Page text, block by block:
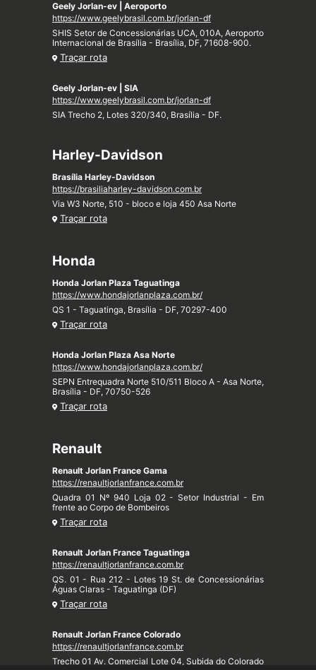
Geely Jorlan-ev | Aeroporto
https://www.geelybrasil.com.br/jorlan-df
SHIS Setor de Concessionárias UCA, 010A, Aeroporto
Internacional de Brasília - Brasília, DF, 71608-900.
Traçar rota
Geely Jorlan-ev | SIA
https://www.geelybrasil.com.br/jorlan-df
SIA Trecho 2, Lotes 320/340, Brasília - DF.
Harley-Davidson
Brasília Harley-Davidson
https://brasiliaharley-davidson.com.br
Via W3 Norte, 510 - bloco e loja 450 Asa Norte
Traçar rota
Honda
Honda Jorlan Plaza Taguatinga
https://www.hondajorlanplaza.com.br/
QS 1 - Taguatinga, Brasília - DF, 70297-400
Traçar rota
Honda Jorlan Plaza Asa Norte
https://www.hondajorlanplaza.com.br/
SEPN Entrequadra Norte 510/511 Bloco A - Asa Norte,
Brasília - DF, 70750-526
Traçar rota
Renault
Renault Jorlan France Gama
https://renaultjorlanfrance.com.br
Quadra 01 Nº 940 Loja 02 - Setor Industrial - Em
frente ao Corpo de Bombeiros
Traçar rota
Renault Jorlan France Taguatinga
https://renaultjorlanfrance.com.br
QS. 01 - Rua 212 - Lotes 19 St. de Concessionárias
Águas Claras - Taguatinga (DF)
Traçar rota
Renault Jorlan France Colorado
https://renaultjorlanfrance.com.br
Trecho 01 Av. Comercial Lote 04, Subida do Colorado